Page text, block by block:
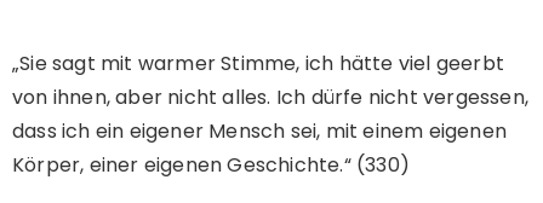
„Sie sagt mit warmer Stimme, ich hätte viel geerbt
von ihnen, aber nicht alles. Ich dürfe nicht vergessen,
dass ich ein eigener Mensch sei, mit einem eigenen
Körper, einer eigenen Geschichte.“ (330)